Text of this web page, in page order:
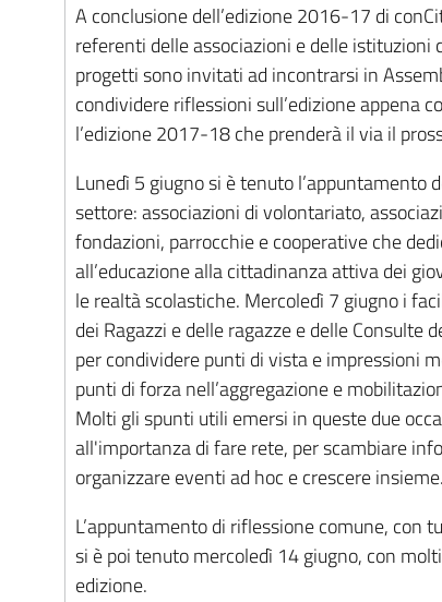
A conclusione dell’edizione 2016-17 di
referenti delle associazioni e delle istituzioni
progetti sono invitati ad incontrarsi in
condividere riflessioni sull’edizione appena
l’edizione 2017-18 che prenderà il via il
Lunedì 5 giugno si è tenuto l’appuntamento
settore: associazioni di volontariato,
fondazioni, parrocchie e cooperative che
all’educazione alla cittadinanza attiva dei
le realtà scolastiche. Mercoledì 7 giugno i
dei Ragazzi e delle ragazze e delle Consulte
per condividere punti di vista e impressioni
punti di forza nell’aggregazione e
Molti gli spunti utili emersi in queste due
all'importanza di fare rete, per scambiare
organizzare eventi ad hoc e crescere insieme.
L’appuntamento di riflessione comune, con
si è poi tenuto mercoledì 14 giugno, con
edizione.